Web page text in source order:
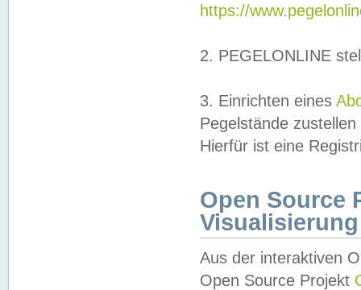
https://
2. PEGELONLINE
3. Einrichten eines
Pegelstände
Hierfür ist eine
Open Source
Visualisierung
Aus der interaktiven
Open Source Projekt